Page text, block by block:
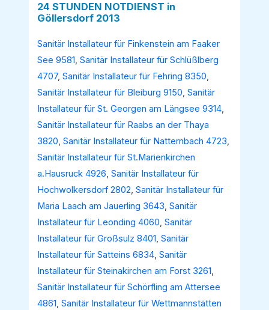
24 STUNDEN NOTDIENST in
Göllersdorf 2013
Sanitär Installateur für Finkenstein am Faaker
See 9581,Sanitär Installateur für Schlüßlberg
4707,Sanitär Installateur für Fehring 8350,
Sanitär Installateur für Bleiburg 9150,Sanitär
Installateur für St. Georgen am Längsee 9314,
Sanitär Installateur für Raabs an der Thaya
3820,Sanitär Installateur für Natternbach 4723,
Sanitär Installateur für St.Marienkirchen
a.Hausruck 4926,Sanitär Installateur für
Hochwolkersdorf 2802,Sanitär Installateur für
Maria Laach am Jauerling 3643,Sanitär
Installateur für Leonding 4060,Sanitär
Installateur für Großsulz 8401,Sanitär
Installateur für Satteins 6834,Sanitär
Installateur für Steinakirchen am Forst 3261,
Sanitär Installateur für Schörfling am Attersee
4861,Sanitär Installateur für Wettmannstätten